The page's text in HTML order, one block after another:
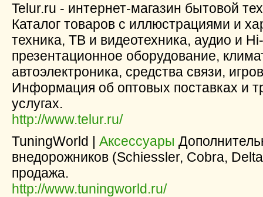
Telur.ru - интернет-магазин бытовой
Каталог товаров с иллюстрациями и
техника, ТВ и видеотехника, аудио и
презентационное оборудование,
автоэлектроника, средства связи,
Информация об оптовых поставках и
услугах.
http://www.telur.ru/
TuningWorld | Аксессуары
внедорожников (Schiessler, Cobra,
продажа.
http://www.tuningworld.ru/